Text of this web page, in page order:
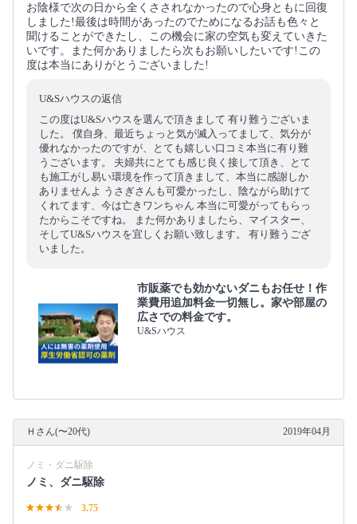
お陰様で次の日から全くさされなかったので心身ともに回復
しました!最後は時間があったのでためになるお話も色々と
聞けることができたし、この機会に家の空気も変えていきた
いです。また何かありましたら次もお願いしたいです!この
度は本当にありがとうございました!
U&Sハウスの返信
この度はU&Sハウスを選んで頂きまして 有り難うございま
した。 僕自身、最近ちょっと気が滅入ってまして、気分が
優れなかったのですが、とても嬉しい口コミ本当に有り難
うございます。 夫婦共にとても感じ良く接して頂き、とて
も施工がし易い環境を作って頂きまして、本当に感謝しか
ありませんよ うさぎさんも可愛かったし、陰ながら助けて
くれてます、今は亡きワンちゃん 本当に可愛がってもらっ
たからこそですね。 また何かありましたら、マイスター、
そしてU&Sハウスを宜しくお願い致します。 有り難うござ
いました。
市販薬でも効かないダニもお任せ！作
業費用追加料金一切無し。家や部屋の
広さでの料金です。
U&Sハウス
Ｈさん(〜20代) 2019年04月
ノミ・ダニ駆除
ノミ、ダニ駆除
3.75